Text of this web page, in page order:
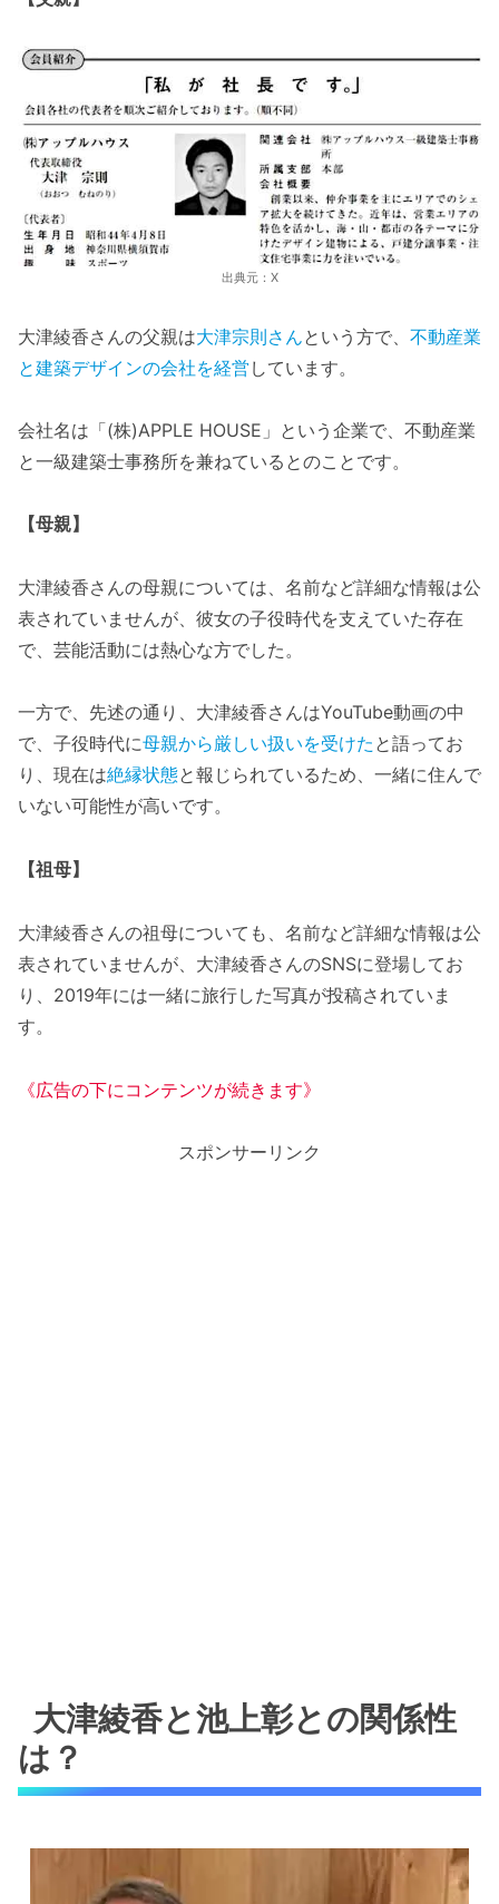
出典元：X
大津綾香さんの父親は大津宗則さんという方で、 不動産業
と建築デザインの会社を経営 しています。
会社名は「(株)APPLE HOUSE」という企業で、不動産業
と一級建築士事務所を兼ねているとのことです。
【母親】
大津綾香さんの母親については、名前など詳細な情報は公
表されていませんが、彼女の子役時代を支えていた存在
で、芸能活動には熱心な方でした。
一方で、先述の通り、大津綾香さんはYouTube動画の中
で、子役時代に母親から厳しい扱いを受けた と語ってお
り、現在は絶縁状態と報じられているため、一緒に住んで
いない可能性が高いです。
【祖母】
大津綾香さんの祖母についても、名前など詳細な情報は公
表されていませんが、大津綾香さんのSNSに登場してお
り、2019年には一緒に旅行した写真が投稿されていま
す。
《広告の下にコンテンツが続きます》
スポンサーリンク
大津綾香と池上彰との関係性
は？